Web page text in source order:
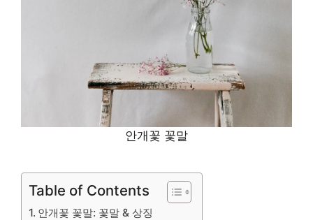
안개꽃 꽃말
Table of Contents
안개꽃 꽃말: 꽃말 & 상징